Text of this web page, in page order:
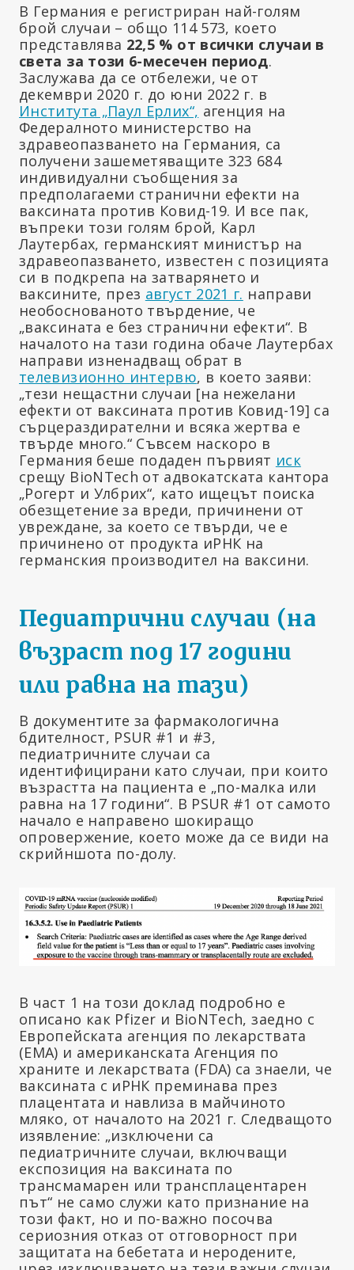
В Германия е регистриран най-голям
брой случаи – общо 114 573, което
представлява 22,5 % от всички случаи в
света за този 6-месечен период.
Заслужава да се отбележи, че от
декември 2020 г. до юни 2022 г. в
Института „Паул Ерлих“, агенция на
Федералното министерство на
здравеопазването на Германия, са
получени зашеметяващите 323 684
индивидуални съобщения за
предполагаеми странични ефекти на
ваксината против Ковид-19. И все пак,
въпреки този голям брой, Карл
Лаутербах, германският министър на
здравеопазването, известен с позицията
си в подкрепа на затварянето и
ваксините, през август 2021 г. направи
необоснованото твърдение, че
„ваксината е без странични ефекти“. В
началото на тази година обаче Лаутербах
направи изненадващ обрат в
телевизионно интервю, в което заяви:
„тези нещастни случаи [на нежелани
ефекти от ваксината против Ковид-19] са
сърцераздирателни и всяка жертва е
твърде много.“ Съвсем наскоро в
Германия беше подаден първият иск
срещу BioNTech от адвокатската кантора
„Рогерт и Улбрих“, като ищецът поиска
обезщетение за вреди, причинени от
увреждане, за което се твърди, че е
причинено от продукта иРНК на
германския производител на ваксини.
Педиатрични случаи (на
възраст под 17 години
или равна на тази)
В документите за фармакологична
бдителност, PSUR #1 и #3,
педиатричните случаи са
идентифицирани като случаи, при които
възрастта на пациента е „по-малка или
равна на 17 години“. В PSUR #1 от самото
начало е направено шокиращо
опровержение, което може да се види на
скрийншота по-долу.
В част 1 на този доклад подробно е
описано как Pfizer и BioNTech, заедно с
Европейската агенция по лекарствата
(EMA) и американската Агенция по
храните и лекарствата (FDA) са знаели, че
ваксината с иРНК преминава през
плацентата и навлиза в майчиното
мляко, от началото на 2021 г. Следващото
изявление: „изключени са
педиатричните случаи, включващи
експозиция на ваксината по
трансмамарен или трансплацентарен
път“ не само служи като признание на
този факт, но и по-важно посочва
сериозния отказ от отговорност при
защитата на бебетата и неродените,